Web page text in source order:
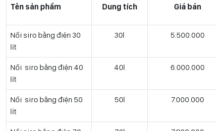
Tên sản phẩm Dung tích Giá bán
Nồi siro bằng điện 30
lít
30l 5.500.000
Nồi siro bằng điện 40
lít
40l 6.000.000
Nồi siro bằng điện 50
lít
50l 7.000.000